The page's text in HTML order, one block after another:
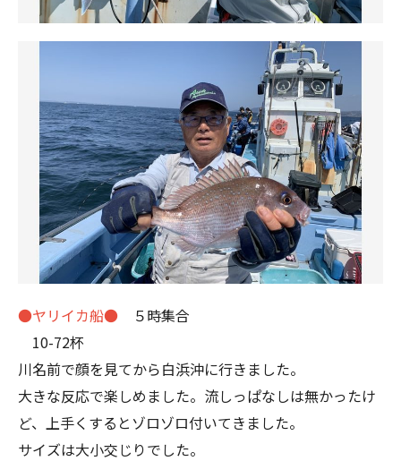
●ヤリイカ船● ５時集合
10-72杯
川名前で顔を見てから白浜沖に行きました。
大きな反応で楽しめました。流しっぱなしは無かったけ
ど、上手くするとゾロゾロ付いてきました。
サイズは大小交じりでした。